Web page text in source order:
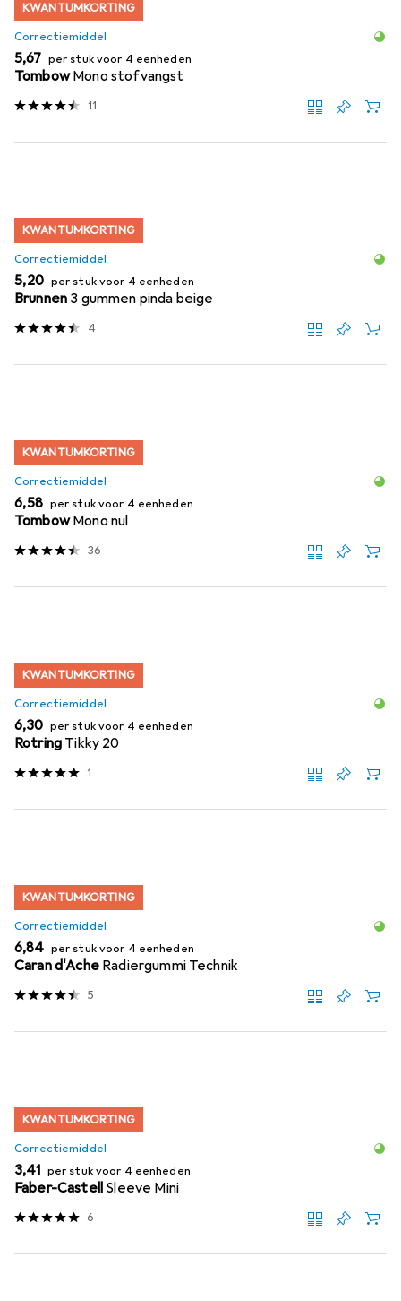
KWANTUMKORTING
Correctiemiddel
EUR
5,67 per stuk voor 4 eenheden
Tombow Mono stofvangst
11
KWANTUMKORTING
Correctiemiddel
EUR
5,20 per stuk voor 4 eenheden
Brunnen 3 gummen pinda beige
4
KWANTUMKORTING
Correctiemiddel
EUR
6,58 per stuk voor 4 eenheden
Tombow Mono nul
36
KWANTUMKORTING
Correctiemiddel
EUR
6,30 per stuk voor 4 eenheden
Rotring Tikky 20
1
KWANTUMKORTING
Correctiemiddel
EUR
6,84 per stuk voor 4 eenheden
Caran d'Ache Radiergummi Technik
5
KWANTUMKORTING
Correctiemiddel
EUR
3,41 per stuk voor 4 eenheden
Faber-Castell Sleeve Mini
6